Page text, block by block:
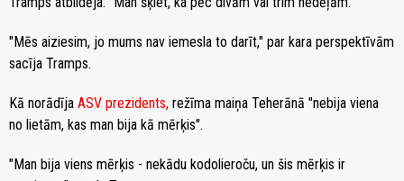
"Mēs aiziesim, jo mums nav iemesla to darīt," par kara perspektīvām
sacīja Tramps.
Kā norādīja ASV prezidents, režīma maiņa Teherānā "nebija viena
no lietām, kas man bija kā mērķis".
"Man bija viens mērķis - nekādu kodolieroču, un šis mērķis ir